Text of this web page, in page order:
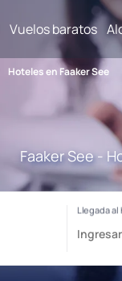
Vuelos baratos
Hoteles en Faaker See
Faaker See -